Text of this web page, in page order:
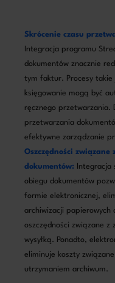
Skrócenie czasu
Integracja programu
dokumentów znacznie
tym faktur. Procesy takie
księgowanie mogą być
ręcznego przetwarzania.
przetwarzania
efektywne zarządzanie
Oszczędności
dokumentów: Integracja
obiegu dokumentów
formie elektronicznej,
archiwizacji papierowych
oszczędności związane
wysyłką. Ponadto,
eliminuje koszty
utrzymaniem archiwum.